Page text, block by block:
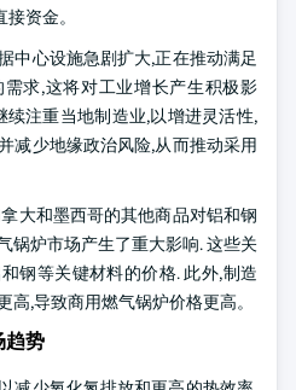
资金。
中心设施急剧扩大,正在推动满足
求,这将对工业增长产生积极影
注重当地制造业,以增进灵活性,
减少地缘政治风险,从而推动采用
大和墨西哥的其他商品对铝和钢
锅炉市场产生了重大影响. 这些关
钢等关键材料的价格. 此外,制造
,导致商用燃气锅炉价格更高。
趋势